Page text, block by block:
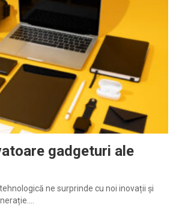
gadgeturi ale
ne surprinde cu noi inovații și